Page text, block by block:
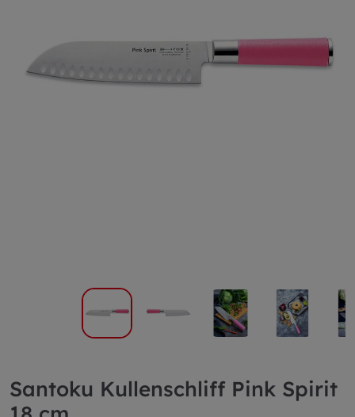
Santoku Kullenschliff Pink Spirit